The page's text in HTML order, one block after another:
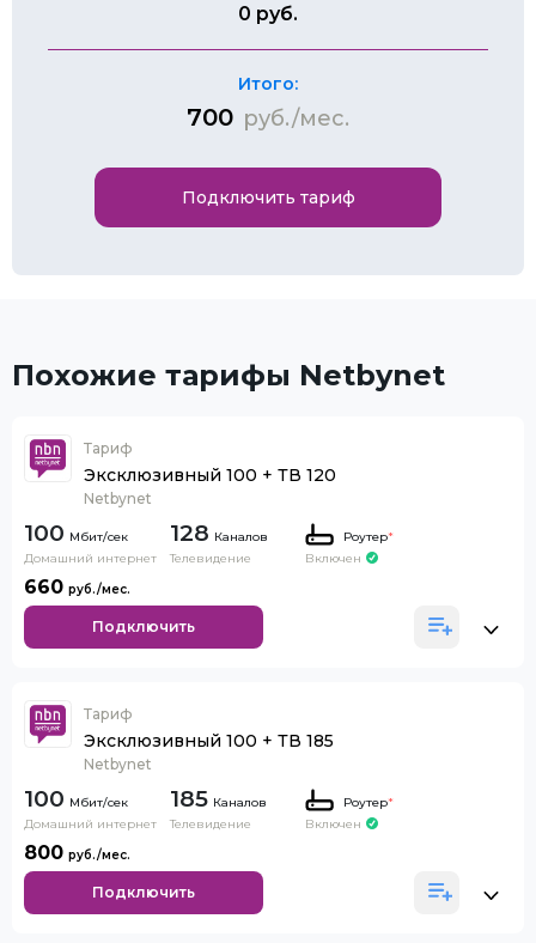
0 руб.
Итого:
700 руб./мес.
Подключить тариф
Похожие тарифы Netbynet
Тариф
Эксклюзивный 100 + ТВ 120
Netbynet
100
Домашний интернет
128 Каналов
Телевидение
Роутер*
Включен
660
Подключить
Тариф
Эксклюзивный 100 + ТВ 185
Netbynet
100
Домашний интернет
185 Каналов
Телевидение
Роутер*
Включен
800
Подключить